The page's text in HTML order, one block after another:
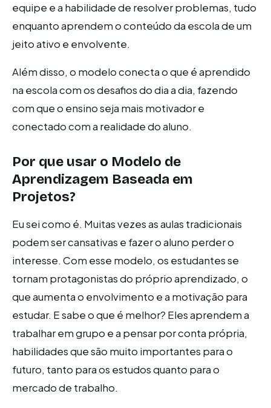
equipe e a habilidade de resolver problemas, tudo
enquanto aprendem o conteúdo da escola de um
jeito ativo e envolvente.
Além disso, o modelo conecta o que é aprendido
na escola com os desafios do dia a dia, fazendo
com que o ensino seja mais motivador e
conectado com a realidade do aluno.
Por que usar o Modelo de
Aprendizagem Baseada em
Projetos?
Eu sei como é. Muitas vezes as aulas tradicionais
podem ser cansativas e fazer o aluno perder o
interesse. Com esse modelo, os estudantes se
tornam protagonistas do próprio aprendizado, o
que aumenta o envolvimento e a motivação para
estudar. E sabe o que é melhor? Eles aprendem a
trabalhar em grupo e a pensar por conta própria,
habilidades que são muito importantes para o
futuro, tanto para os estudos quanto para o
mercado de trabalho.